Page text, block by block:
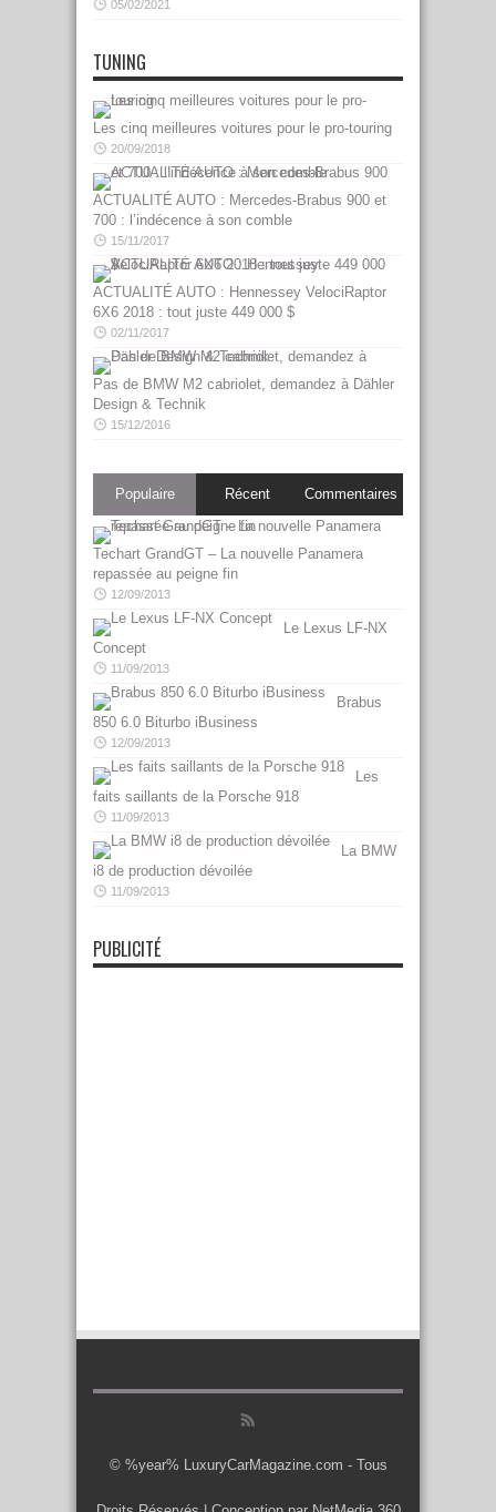
05/02/2021
TUNING
Les cinq meilleures voitures pour le pro-touring
20/09/2018
ACTUALITÉ AUTO : Mercedes-Brabus 900 et
700 : l’indécence à son comble
15/11/2017
ACTUALITÉ AUTO : Hennessey VelociRaptor
6X6 2018 : tout juste 449 000 $
02/11/2017
Pas de BMW M2 cabriolet, demandez à Dähler
Design & Technik
15/12/2016
Populaire Récent Commentaires
Techart GrandGT – La nouvelle Panamera
repassée au peigne fin
12/09/2013
Le Lexus LF-NX
Concept
11/09/2013
Brabus
850 6.0 Biturbo iBusiness
12/09/2013
Les
faits saillants de la Porsche 918
11/09/2013
La BMW
i8 de production dévoilée
11/09/2013
PUBLICITÉ
© %year% LuxuryCarMagazine.com - Tous